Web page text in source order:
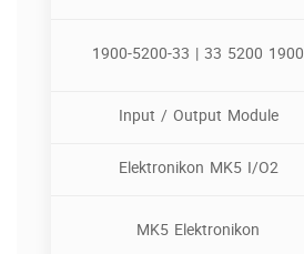
1900 5200 33 | 1900-5200-33
Input / Output Module
Elektronikon MK5 I/O2
MK5 Elektronikon